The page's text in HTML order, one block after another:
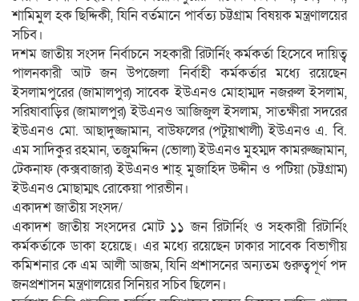
শামিমুল হক ছিদ্দিকী, যিনি বর্তমানে পার্বত্য চট্টগ্রাম বিষয়ক মন্ত্রণালয়ের
সচিব।
দশম জাতীয় সংসদ নির্বাচনে সহকারী রিটার্নিং কর্মকর্তা হিসেবে দায়িত্ব
পালনকারী আট জন উপজেলা নির্বাহী কর্মকর্তার মধ্যে রয়েছেন
ইসলামপুরের (জামালপুর) সাবেক ইউএনও মোহাম্মদ নজরুল ইসলাম,
সরিষাবাড়ির (জামালপুর) ইউএনও আজিজুল ইসলাম, সাতক্ষীরা সদরের
ইউএনও মো. আছাদুজ্জামান, বাউফলের (পটুয়াখালী) ইউএনও এ. বি.
এম সাদিকুর রহমান, তজুমদ্দিন (ভোলা) ইউএনও মুহম্মদ কামরুজ্জামান,
টেকনাফ (কক্সবাজার) ইউএনও শাহ্ মুজাহিদ উদ্দীন ও পটিয়া (চট্টগ্রাম)
ইউএনও মোছাম্মৎ রোকেয়া পারভীন।
একাদশ জাতীয় সংসদ/
একাদশ জাতীয় সংসদের মোট ১১ জন রিটার্নিং ও সহকারী রিটার্নিং
কর্মকর্তাকে ডাকা হয়েছে। এর মধ্যে রয়েছেন ঢাকার সাবেক বিভাগীয়
কমিশনার কে এম আলী আজম, যিনি প্রশাসনের অন্যতম গুরুত্বপূর্ণ পদ
জনপ্রশাসন মন্ত্রণালয়ের সিনিয়র সচিব ছিলেন।